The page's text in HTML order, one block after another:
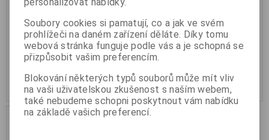
ASUS TUF GAMING B760M-E
Termín dodání (dny):3
3 660 Kč
Koupit
Termín dodání (dny):3
2 304 Kč
Koupit
Soubory cookies si pamatují, co a jak ve svém
prohlížeči na daném zařízení děláte. Díky tomu
webová stránka funguje podle vás a je schopná se
přizpůsobit vašim preferencím.
Blokování některých typů souborů může mít vliv
na vaši uživatelskou zkušenost s naším webem,
také nebudeme schopni poskytnout vám nabídku
na základě vašich preferencí.